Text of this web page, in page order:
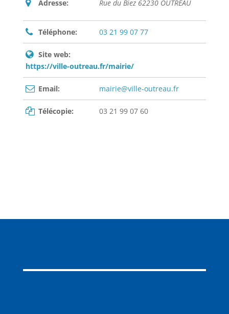
Adresse: Rue du Biez 62230 OUTREAU
Téléphone: 03 21 99 07 77
Site web:
https://ville-outreau.fr/mairie/
Email: mairie@ville-outreau.fr
Télécopie: 03 21 99 07 60